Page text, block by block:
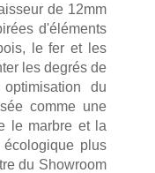
de 12mm
d'éléments
le fer et les
les degrés de
du
comme une
le marbre et la
plus
du Showroom